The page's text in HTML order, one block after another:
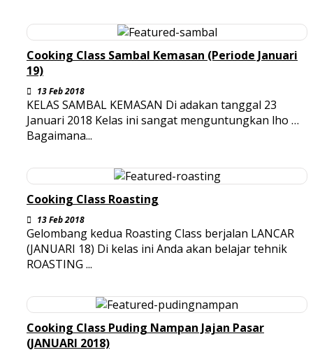
Cooking Class Sambal Kemasan (Periode Januari
19)
13 Feb 2018
KELAS SAMBAL KEMASAN Di adakan tanggal 23
Januari 2018 Kelas ini sangat menguntungkan lho …
Bagaimana...
Cooking Class Roasting
13 Feb 2018
Gelombang kedua Roasting Class berjalan LANCAR
(JANUARI 18) Di kelas ini Anda akan belajar tehnik
ROASTING ...
Cooking Class Puding Nampan Jajan Pasar
(JANUARI 2018)